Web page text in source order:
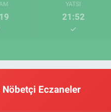
YATSI
21:52
Eczaneler